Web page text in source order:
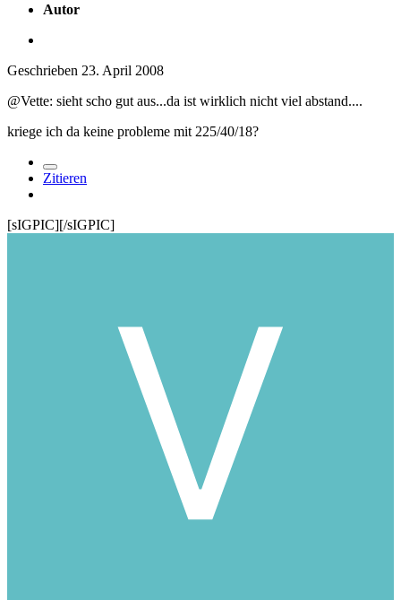
Autor
Geschrieben 23. April 2008
@Vette: sieht scho gut aus...da ist wirklich nicht viel abstand....
kriege ich da keine probleme mit 225/40/18?
Zitieren
[sIGPIC][/sIGPIC]